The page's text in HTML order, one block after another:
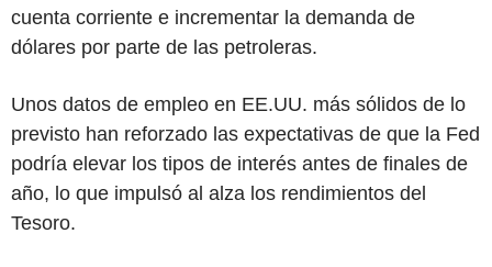
cuenta corriente e incrementar la demanda de
dólares por parte de las petroleras.
Unos datos de empleo en EE.UU. más sólidos de lo
previsto han reforzado las expectativas de que la Fed
podría elevar los tipos de interés antes de finales de
año, lo que impulsó al alza los rendimientos del
Tesoro.